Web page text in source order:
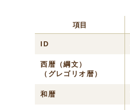
項目
ID
西暦（綱文）
（グレゴリオ暦）
和暦